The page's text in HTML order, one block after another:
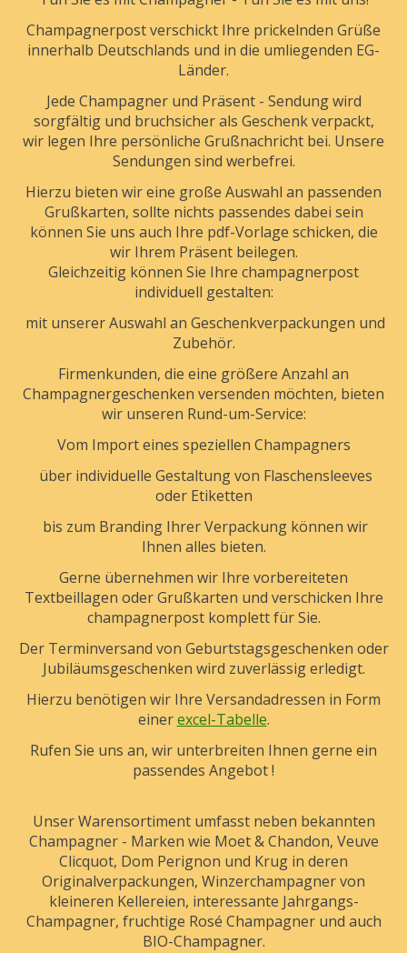
Champagnerpost verschickt Ihre prickelnden Grüße
innerhalb Deutschlands und in die umliegenden EG-
Länder.
Jede Champagner und Präsent - Sendung wird
sorgfältig und bruchsicher als Geschenk verpackt,
wir legen Ihre persönliche Grußnachricht bei. Unsere
Sendungen sind werbefrei.
Hierzu bieten wir eine große Auswahl an passenden
Grußkarten, sollte nichts passendes dabei sein
können Sie uns auch Ihre pdf-Vorlage schicken, die
wir Ihrem Präsent beilegen.
Gleichzeitig können Sie Ihre champagnerpost
individuell gestalten:
mit unserer Auswahl an Geschenkverpackungen und
Zubehör.
Firmenkunden, die eine größere Anzahl an
Champagnergeschenken versenden möchten, bieten
wir unseren Rund-um-Service:
Vom Import eines speziellen Champagners
über individuelle Gestaltung von Flaschensleeves
oder Etiketten
bis zum Branding Ihrer Verpackung können wir
Ihnen alles bieten.
Gerne übernehmen wir Ihre vorbereiteten
Textbeillagen oder Grußkarten und verschicken Ihre
champagnerpost komplett für Sie.
Der Terminversand von Geburtstagsgeschenken oder
Jubiläumsgeschenken wird zuverlässig erledigt.
Hierzu benötigen wir Ihre Versandadressen in Form
einerexcel-Tabelle.
Rufen Sie uns an, wir unterbreiten Ihnen gerne ein
passendes Angebot !
Unser Warensortiment umfasst neben bekannten
Champagner - Marken wie Moet & Chandon, Veuve
Clicquot, Dom Perignon und Krug in deren
Originalverpackungen, Winzerchampagner von
kleineren Kellereien, interessante Jahrgangs-
Champagner, fruchtige Rosé Champagner und auch
BIO-Champagner.